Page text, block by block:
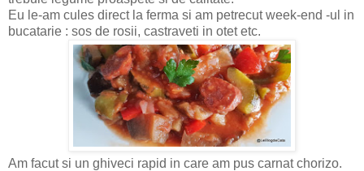
Eu le-am cules direct la ferma si am petrecut week-end -ul in
bucatarie : sos de rosii, castraveti in otet etc.
Am facut si un ghiveci rapid in care am pus carnat chorizo.